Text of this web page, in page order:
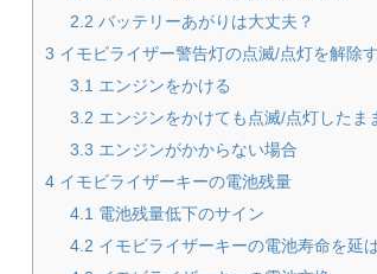
2.2 バッテリーあがりは大丈夫？
3 イモビライザー警告灯の点滅/点灯を解除
3.1 エンジンをかける
3.2 エンジンをかけても点滅/点灯したま
3.3 エンジンがかからない場合
4 イモビライザーキーの電池残量
4.1 電池残量低下のサイン
4.2 イモビライザーキーの電池寿命を延